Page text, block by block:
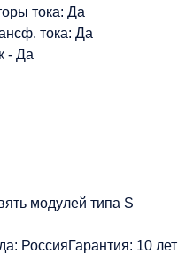
тока: Да
тока: Да
- Да
модулей типа S
РоссияГарантия: 10 лет